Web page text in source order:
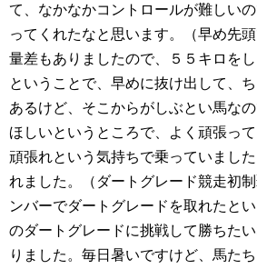
て、なかなかコントロールが難しい
ってくれたなと思います。（早め先
量差もありましたので、５５キロを
ということで、早めに抜け出して、
あるけど、そこからがしぶとい馬な
ほしいというところで、よく頑張っ
頑張れという気持ちで乗っていまし
れました。（ダートグレード競走初
ンバーでダートグレードを取れたと
のダートグレードに挑戦して勝ちた
りました。毎日暑いですけど、馬た